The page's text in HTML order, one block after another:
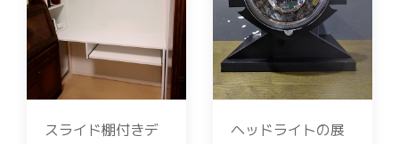
スライド棚付きデ
ヘッドライトの展